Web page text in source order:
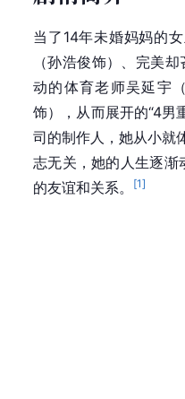
当了14年未婚妈妈的
（孙浩俊饰）、完美
动的体育老师吴延宇
饰），从而展开的“4男
司的制作人，她从小就
志无关，她的人生逐渐
的友谊和关系。
[1]